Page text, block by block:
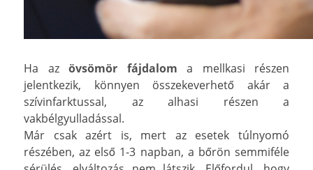
Ha az övsömör fájdalom a mellkasi részen
jelentkezik, könnyen összekeverhető akár a
szívinfarktussal, az alhasi részen a
vakbélgyulladással.
Már csak azért is, mert az esetek túlnyomó
részében, az első 1-3 napban, a bőrön semmiféle